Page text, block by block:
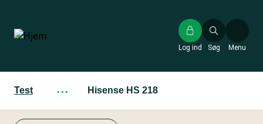
hovedindhold
Søg
Log ind Menu
Test ··· Hisense HS 218